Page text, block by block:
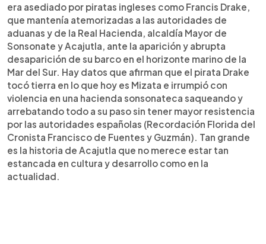
era asediado por piratas ingleses como Francis Drake,
que mantenía atemorizadas a las autoridades de
aduanas y de la Real Hacienda, alcaldía Mayor de
Sonsonate y Acajutla, ante la aparición y abrupta
desaparición de su barco en el horizonte marino de la
Mar del Sur. Hay datos que afirman que el pirata Drake
tocó tierra en lo que hoy es Mizata e irrumpió con
violencia en una hacienda sonsonateca saqueando y
arrebatando todo a su paso sin tener mayor resistencia
por las autoridades españolas (Recordación Florida del
Cronista Francisco de Fuentes y Guzmán). Tan grande
es la historia de Acajutla que no merece estar tan
estancada en cultura y desarrollo como en la
actualidad.